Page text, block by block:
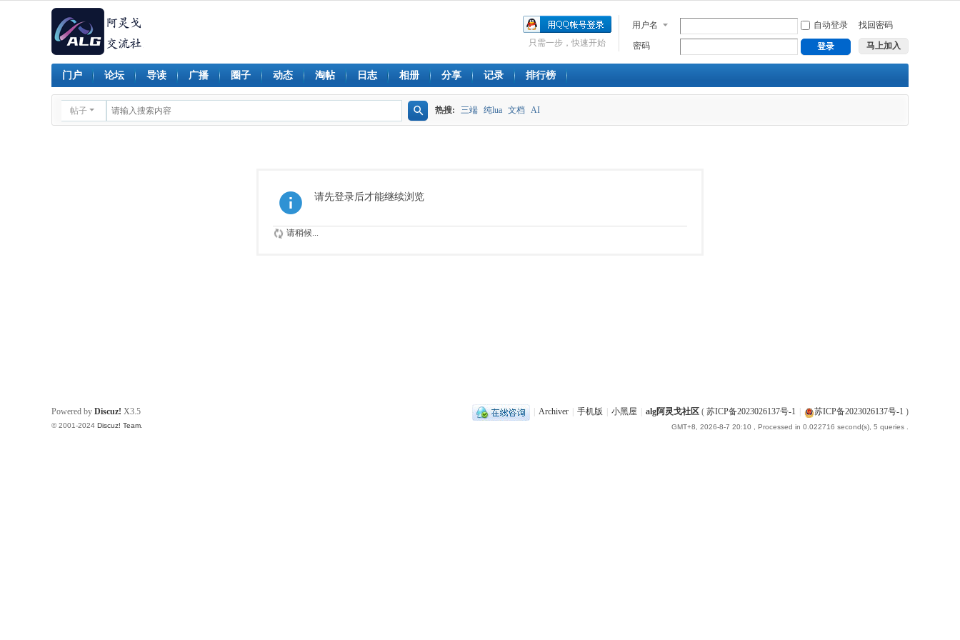
用户名 自动登录 找回密码
密码 登录 马上加入
只需一步，快速开始
门户 论坛 导读 广播 圈子 动态 淘帖 日志 相册 分享 记录 排行榜
帖子 热搜: 三端 纯lua 文档 AI
请先登录后才能继续浏览
请稍候...
Archiver 手机版 小黑屋 alg阿灵戈社区 ( 苏ICP备2023026137号-1 苏ICP备2023026137号-1 )
GMT+8, 2026-8-7 20:10 , Processed in 0.022716 second(s), 5 queries .
Powered by Discuz! X3.5
© 2001-2024 Discuz! Team